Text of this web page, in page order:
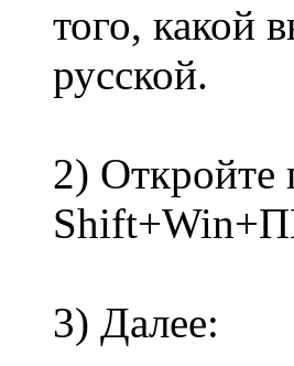
того, какой
русской.
2) Откройте
3) Далее: